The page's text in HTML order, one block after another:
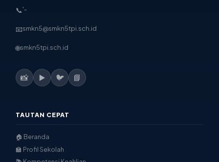
📞'-
📧smkn5@smkn5tpi.sch.id
🌐smkn5tpi.sch.id
📸 ▶️ 🐦 📘
TAUTAN CEPAT
🏠 Beranda
🏫 Profil Sekolah